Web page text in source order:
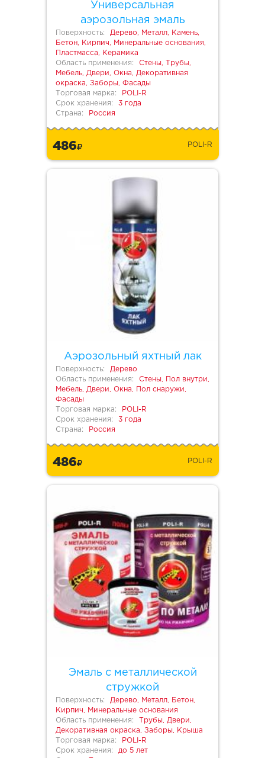
Универсальная
аэрозольная эмаль
Поверхность:
Дерево, Металл, Камень,
Бетон, Кирпич, Минеральные основания,
Пластмасса, Керамика
Область применения:
Стены, Трубы,
Мебель, Двери, Окна, Декоративная
окраска, Заборы, Фасады
Торговая марка:
POLI-R
Срок хранения:
3 года
Страна:
Россия
486 POLI-R
Аэрозольный яхтный лак
Поверхность:
Дерево
Область применения:
Стены, Пол внутри,
Мебель, Двери, Окна, Пол снаружи,
Фасады
Торговая марка:
POLI-R
Срок хранения:
3 года
Страна:
Россия
486 POLI-R
Эмаль с металлической
стружкой
Поверхность:
Дерево, Металл, Бетон,
Кирпич, Минеральные основания
Область применения:
Трубы, Двери,
Декоративная окраска, Заборы, Крыша
Торговая марка:
POLI-R
Срок хранения:
до 5 лет